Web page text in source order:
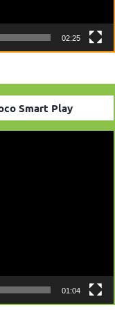
02:25
Smart Play
01:04